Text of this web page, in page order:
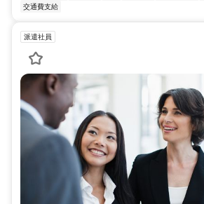
交通費支給
派遣社員